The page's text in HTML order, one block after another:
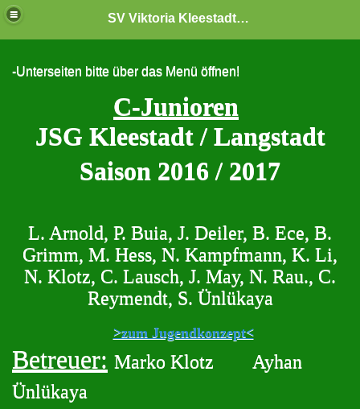
SV Viktoria Kleestadt "Jugendabteilung"
-Unterseiten bitte über das Menü öffnen!
C-Junioren
JSG Kleestadt / Langstadt
Saison 2016 / 2017
L. Arnold, P. Buia, J. Deiler, B. Ece, B.
Grimm, M. Hess, N. Kampfmann, K. Li,
N. Klotz, C. Lausch, J. May, N. Rau., C.
Reymendt, S. Ünlükaya
>zum Jugendkonzept<
Betreuer: Marko Klotz
Ayhan
Ünlükaya